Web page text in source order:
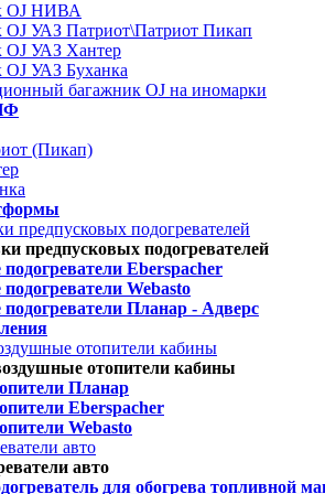
OJ НИВА
OJ УАЗ Патриот\Патриот Пикап
OJ УАЗ Хантер
OJ УАЗ Буханка
багажник OJ на иномарки
(Пикап)
предпусковых подогревателей
предпусковых подогревателей
Eberspacher
Webasto
Планар - Адверс
отопители кабины
отопители кабины
Планар
Eberspacher
Webasto
авто
авто
для обогрева топливной